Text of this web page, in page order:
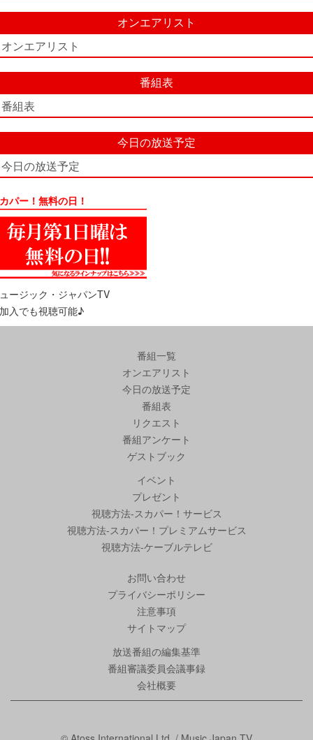
オンエアリスト
オンエアリスト
番組表
番組表
今日の放送予定
今日の放送予定
パー！無料の日！
ージック・ジャパンTV
入でも視聴可能♪
番組一覧
オンエアリスト
今日の放送予定
番組表
リクエスト
番組アンケート
ゲストブック
イベント
プレゼント
視聴方法-スカパー！サービス
視聴方法-スカパー！プレミアムサービス
視聴方法-ケーブルテレビ
お問い合わせ
プライバシーポリシー
注意事項
サイトマップ
放送番組の編集基準
番組審議委員会議事録
会社概要